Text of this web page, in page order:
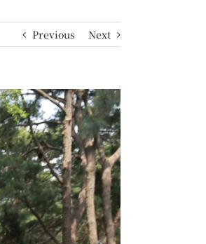
Previous Next